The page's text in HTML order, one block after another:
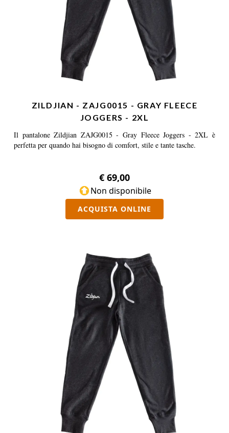
ZILDJIAN - ZAJG0015 - GRAY FLEECE
JOGGERS - 2XL
Il pantalone Zildjian ZAJG0015 - Gray Fleece Joggers - 2XL è
perfetta per quando hai bisogno di comfort, stile e tante tasche.
€ 69,00
Non disponibile
ACQUISTA ONLINE